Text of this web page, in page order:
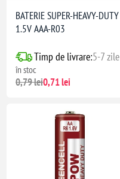
BATERIE SUPER-HEAVY-DUTY
1.5V AAA-R03
Timp de livrare:5-7 zile
în stoc
0,79 lei0,71 lei